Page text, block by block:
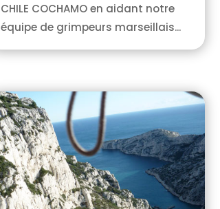
CHILE COCHAMO en aidant notre
équipe de grimpeurs marseillais...